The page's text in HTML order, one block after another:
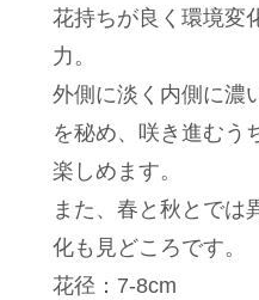
花持ちが良く環境変
力。
外側に淡く内側に濃
を秘め、咲き進むう
楽しめます。
また、春と秋とでは
化も見どころです。
花径：7-8cm